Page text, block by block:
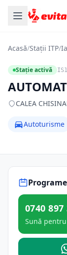
Acasă/Stații ITP/
Stație activă
CALEA
Autoturisme
0740 897
Sună